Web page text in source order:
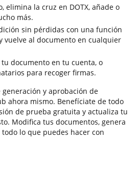
elimina la cruz en DOTX, añade o
más.
sin pérdidas con una función
vuelve al documento en cualquier
tu documento en tu cuenta, o
para recoger firmas.
y aprobación de
ahora mismo. Benefíciate de todo
de prueba gratuita y actualiza tu
Modifica tus documentos, genera
lo que puedes hacer con